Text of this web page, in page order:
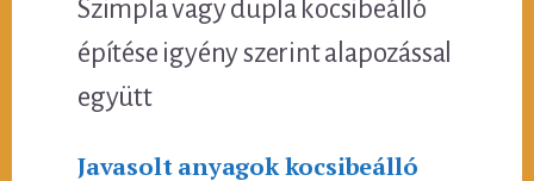
Szimpla vagy dupla kocsibeálló
építése igyény szerint alapozással
együtt
Javasolt anyagok kocsibeálló